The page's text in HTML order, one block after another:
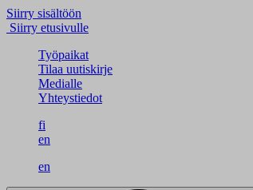
Siirry sisältöön
Siirry etusivulle
Työpaikat
Tilaa uutiskirje
Medialle
Yhteystiedot
fi
en
en